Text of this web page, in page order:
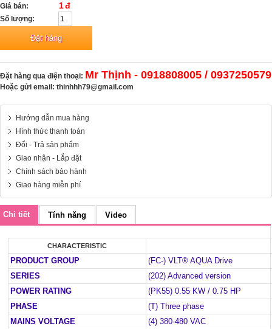
Giá bán:
1 đ
Số lượng:
Đặt hàng qua điện thoại: Mr Thịnh - 0918808005 / 0937250579
Hoặc gửi email: thinhhh79@gmail.com
Hướng dẫn mua hàng
Hình thức thanh toán
Đổi - Trả sản phẩm
Giao nhận - Lắp đặt
Chính sách bảo hành
Giao hàng miễn phí
Chi tiết Tính năng Video
CHARACTERISTIC
PRODUCT GROUP
(FC-) VLT® AQUA Drive
SERIES
(202) Advanced version
POWER RATING
(PK55) 0.55 KW / 0.75 HP
PHASE
(T) Three phase
MAINS VOLTAGE
(4) 380-480 VAC